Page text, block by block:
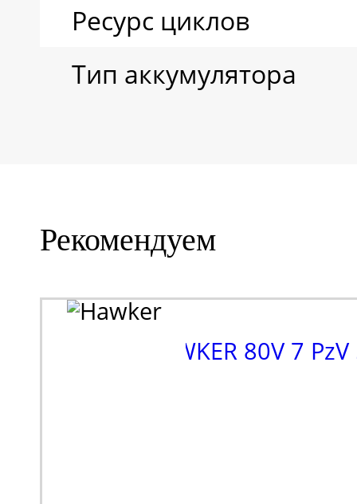
Ресурс циклов
Тип аккумулятора
Рекомендуем